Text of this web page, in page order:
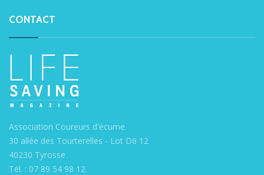
CONTACT
Association Coureurs d'écume
30 allée des Tourterelles - Lot D6 12
40230 Tyrosse
Tél. : 07 89 54 98 12